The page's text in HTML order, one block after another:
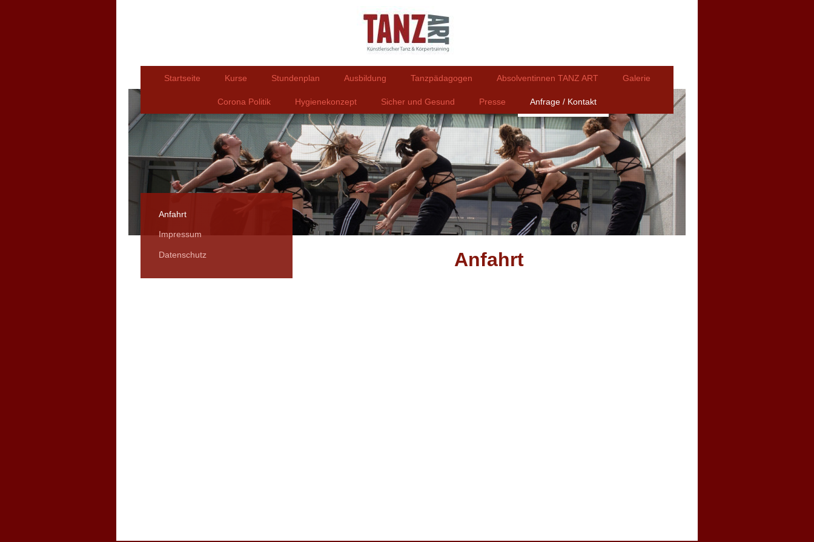
Startseite Kurse Stundenplan Ausbildung Tanzpädagogen Absolventinnen TANZ ART Galerie
Corona Politik Hygienekonzept Sicher und Gesund Presse Anfrage / Kontakt
Anfahrt
Anfahrt
Impressum
Datenschutz